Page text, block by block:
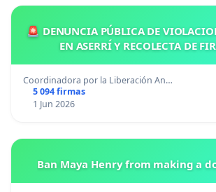
🚨 DENUNCIA PÚBLICA DE
EN ASERRÍ Y RECOLECTA DE
Coordinadora por la Liberación An…
5 094 firmas
1 Jun 2026
Ban Maya Henry from making a